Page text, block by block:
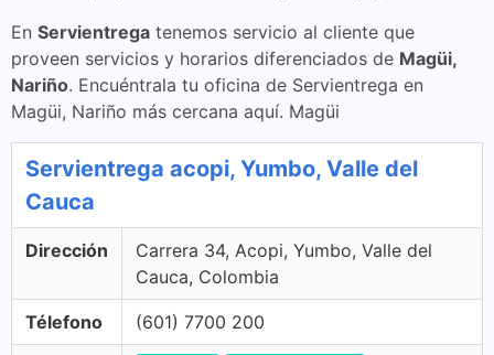
En Servientrega tenemos servicio al cliente que
proveen servicios y horarios diferenciados de Magüi,
Nariño. Encuéntrala tu oficina de Servientrega en
Magüi, Nariño más cercana aquí. Magüi
Servientrega acopi, Yumbo, Valle del
Cauca
Dirección
Carrera 34, Acopi, Yumbo, Valle del
Cauca, Colombia
Télefono (601) 7700 200